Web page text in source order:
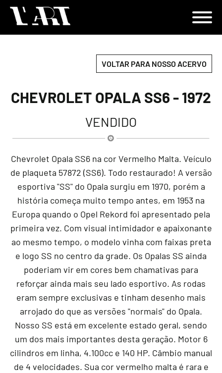
VOLTAR PARA NOSSO ACERVO
CHEVROLET OPALA SS6 - 1972
VENDIDO
Chevrolet Opala SS6 na cor Vermelho Malta. Veículo
de plaqueta 57872 (SS6). Todo restaurado! A versão
esportiva "SS" do Opala surgiu em 1970, porém a
história começa muito tempo antes, em 1953 na
Europa quando o Opel Rekord foi apresentado pela
primeira vez. Com visual intimidador e apaixonante
ao mesmo tempo, o modelo vinha com faixas preta
e logo SS no centro da grade. Os Opalas SS ainda
poderiam vir em cores bem chamativas para
reforçar ainda mais seu lado esportivo. As rodas
eram sempre exclusivas e tinham desenho mais
arrojado do que as versões "normais" do Opala.
Nosso SS está em excelente estado geral, sendo
um dos mais importantes desta geração. Motor 6
cilindros em linha, 4.100cc e 140 HP. Câmbio manual
de 4 velocidades. Sua cor vermelho malta é rara e